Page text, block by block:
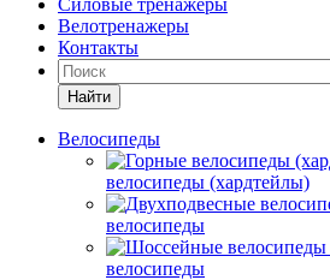
Силовые тренажеры
Велотренажеры
Контакты
Найти
Велосипеды
велосипеды (хардтейлы)
велосипеды
велосипеды